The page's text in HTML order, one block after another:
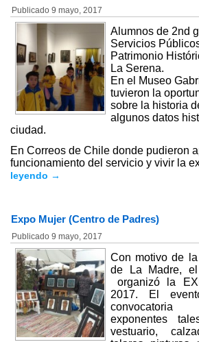
Publicado 9 mayo, 2017
Alumnos de 2nd
Servicios
Patrimonio
La Serena.
En el Museo
tuvieron la
sobre la historia
algunos datos
ciudad.
En Correos de Chile donde pudieron
funcionamiento del servicio y vivir la
leyendo →
Expo Mujer (Centro de Padres)
Publicado 9 mayo, 2017
Con motivo de
de La Madre,
organizó la
2017. El
exponentes
vestuario,